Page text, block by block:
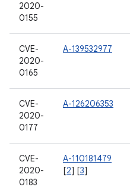
2020-
0155
CVE-
2020-
0165
A-139532977
CVE-
2020-
0177
A-126206353
CVE-
2020-
0183
A-110181479
[2] [3]